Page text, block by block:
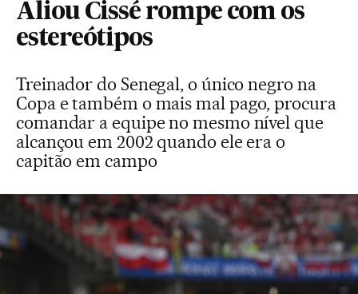
Aliou Cissé rompe com os
estereótipos
Treinador do Senegal, o único negro na
Copa e também o mais mal pago, procura
comandar a equipe no mesmo nível que
alcançou em 2002 quando ele era o
capitão em campo